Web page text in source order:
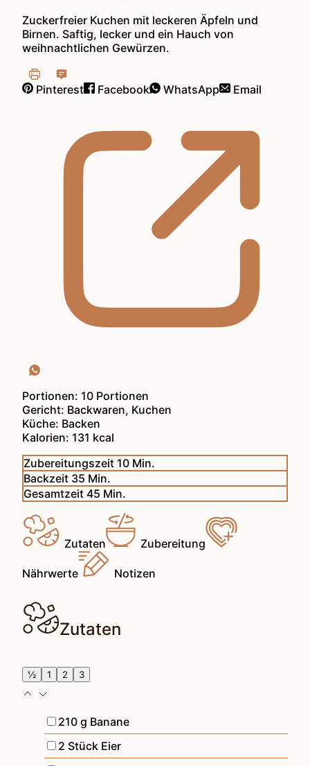
Zuckerfreier Kuchen mit leckeren Äpfeln und
Birnen. Saftig, lecker und ein Hauch von
weihnachtlichen Gewürzen.
Pinterest Facebook WhatsApp Email
Portionen: 10 Portionen
Gericht: Backwaren, Kuchen
Küche: Backen
Kalorien: 131 kcal
Zubereitungszeit 10Minuten
Min.
Backzeit 35 Minuten
Min.
Gesamtzeit45 Minuten
Min.
Zutaten Zubereitung
Nährwerte Notizen
Zutaten
½ 1 2 3
▢
210 g Banane
▢
2 Stück Eier